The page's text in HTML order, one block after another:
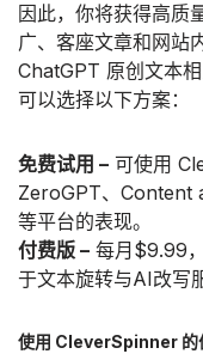
因此，你将获得高质
广、客座文章和网站
ChatGPT 原创文本
可以选择以下方案：
免费试用 – 可使用
ZeroGPT、Content
等平台的表现。
付费版 – 每月$9.99
于文本旋转与AI改写
使用 CleverSpinner 的